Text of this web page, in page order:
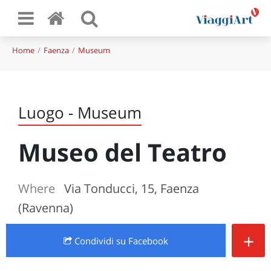
Home Faenza Museum
Luogo - Museum
Museo del Teatro
Where Via Tonducci, 15, Faenza
(Ravenna)
Condividi su Facebook +